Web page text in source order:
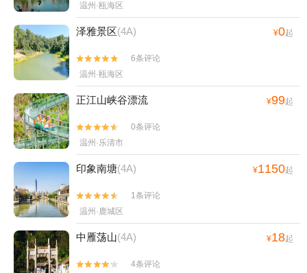
温州·瓯海区
泽雅景区(4A) ¥0起


6条评论
温州·瓯海区
正江山峡谷漂流 ¥99起


0条评论
温州·乐清市
印象南塘(4A) ¥1150起


1条评论
温州·鹿城区
中雁荡山(4A) ¥18起

 4条评论